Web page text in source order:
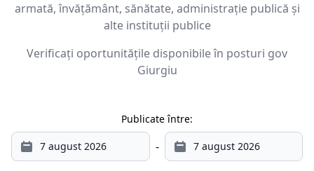
armată, învățământ, sănătate, administrație publică și
alte instituții publice
Verificați oportunitățile disponibile în posturi gov
Giurgiu
Publicate între:
-